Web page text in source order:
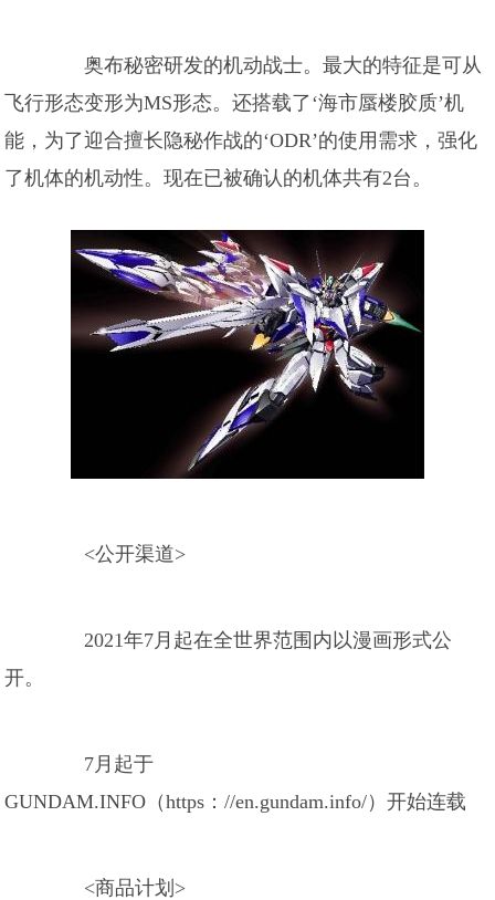
奥布秘密研发的机动战士。最大的特征是可从
飞行形态变形为MS形态。还搭载了‘海市蜃楼胶质’机
能，为了迎合擅长隐秘作战的‘ODR’的使用需求，强化
了机体的机动性。现在已被确认的机体共有2台。
<公开渠道>
2021年7月起在全世界范围内以漫画形式公
开。
7月起于
GUNDAM.INFO（https：//en.gundam.info/）开始连载
<商品计划>